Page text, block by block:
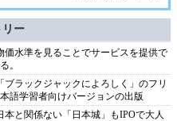
リー
価水準を見ることでサービスを提供で
。
ブラックジャックによろしく」のフリ
語学習者向けバージョンの出版
本と関係ない「日本城」もIPOで大人